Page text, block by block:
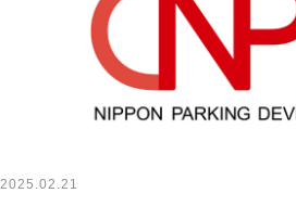
2025.02.21